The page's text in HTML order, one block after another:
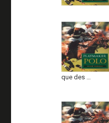
que des …